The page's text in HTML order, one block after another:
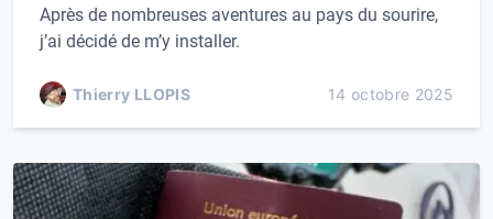
Après de nombreuses aventures au pays du sourire,
j’ai décidé de m’y installer.
Thierry LLOPIS 14 octobre 2025